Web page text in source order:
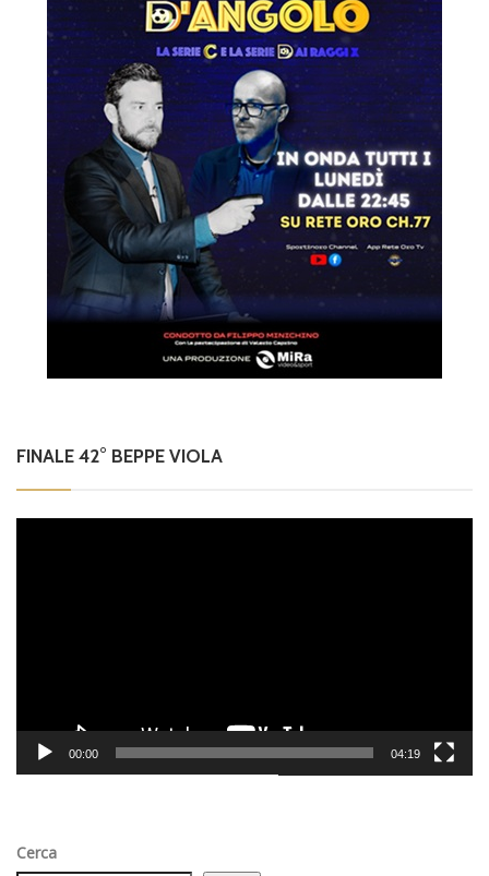
FINALE 42° BEPPE VIOLA
00:00 04:19
Cerca